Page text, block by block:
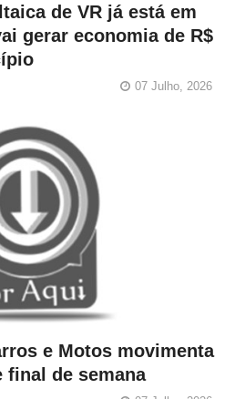
de VR já está em
gerar economia de R$
07 Julho, 2026
e Motos movimenta
final de semana